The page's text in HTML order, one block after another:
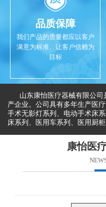
品质保障
我们产品的质量都应以客户
满意为标准、让客户信赖为
目标
山东康怡医疗器械有限公司
产企业。公司具有多年生产医
手术无影灯系列、电动手术床
床系列、医用车系列、医用厨
康怡医